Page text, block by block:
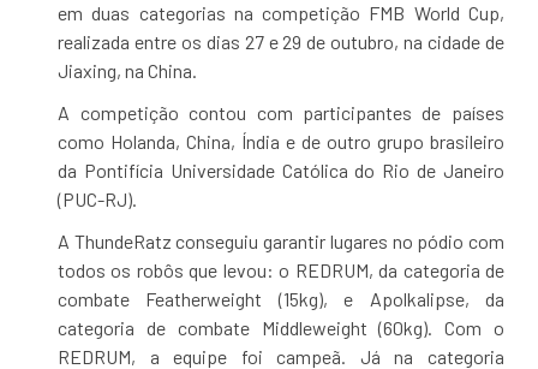
em duas categorias na competição FMB World Cup,
realizada entre os dias 27 e 29 de outubro, na cidade de
Jiaxing, na China.
A competição contou com participantes de países
como Holanda, China, Índia e de outro grupo brasileiro
da Pontifícia Universidade Católica do Rio de Janeiro
(PUC-RJ).
A ThundeRatz conseguiu garantir lugares no pódio com
todos os robôs que levou: o REDRUM, da categoria de
combate Featherweight (15kg), e Apolkalipse, da
categoria de combate Middleweight (60kg). Com o
REDRUM, a equipe foi campeã. Já na categoria